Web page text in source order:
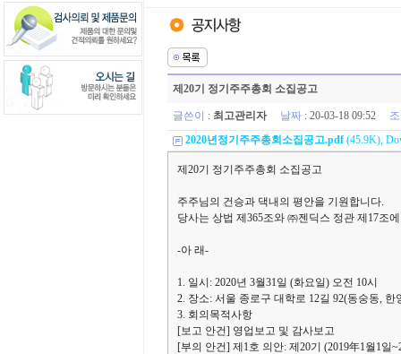
제20기 정기주주총회 소집공고
글쓴이 : 최고관리자 날짜: 20-03-18 09:52
2020년정기주주총회소집공고.pdf(45.9K),
제20기 정기주주총회 소집공고
주주님의 건승과 댁내의 평안을 기원합니다.
당사는 상법 제365조와 ㈜젠딕스 정관 제17조
-아 래-
1. 일시: 2020년 3월31일 (화요일) 오전 10시
2. 장소: 서울 종로구 대학로 12길 92(동숭동, 한
3. 회의목적사항
[보고 안건] 영업보고 및 감사보고
[부의 안건] 제1호 의안: 제20기 (2019年1월1일